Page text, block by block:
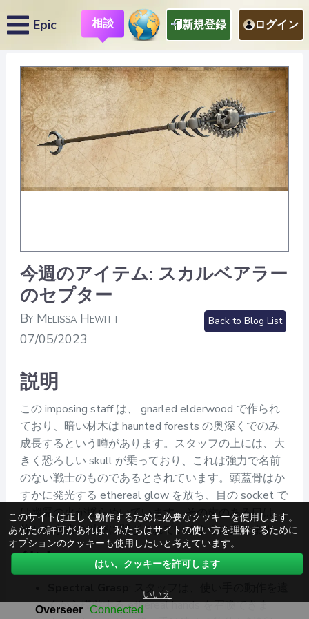
Epic 相談 新規登録 ログイン
今週のアイテム: スカルベアラー
のセプター
By Melissa Hewitt
07/05/2023
Back to Blog List
説明
この imposing staff は、 gnarled elderwood で作られ
ており、暗い材木は haunted forests の奥深くでのみ
成長するという噂があります。スタッフの上には、大
きく恐ろしい skull が乗っており、これは強力で名前
のない戦士のものであるとされています。頭蓋骨はか
すかに発光する ethereal glow を放ち、目の socket で
は幽霊の火が揺らめいています。その歯のある口は、
静かな永遠の叫びに閉ざされているように見えます。
能力
: スタッフは、使い手の動作を遠
くから模倣する ethereal hands を召喚できま
このサイトは正しく動作するために必要なクッキーを使用します。
あなたの許可があれば、私たちはサイトの使い方を理解するために
オプションのクッキーも使用したいと考えています。
はい、クッキーを許可します
いいえ